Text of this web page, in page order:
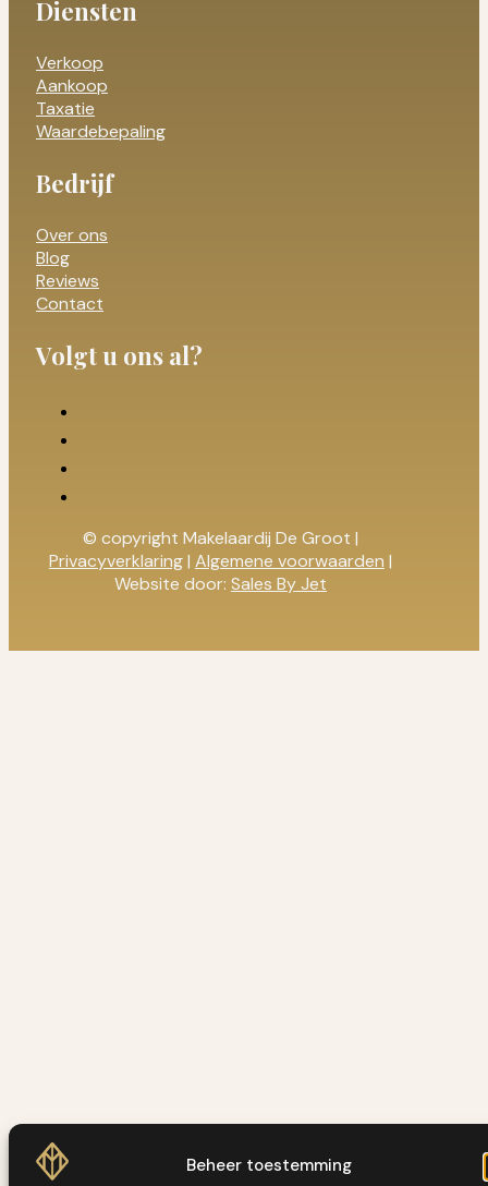
Beheer toestemming
Diensten
Verkoop
Aankoop
Taxatie
Waardebepaling
Bedrijf
Over ons
Blog
Reviews
Contact
Volgt u ons al?
© copyright Makelaardij De Groot |
Privacyverklaring| Algemene voorwaarden |
Website door: Sales By Jet